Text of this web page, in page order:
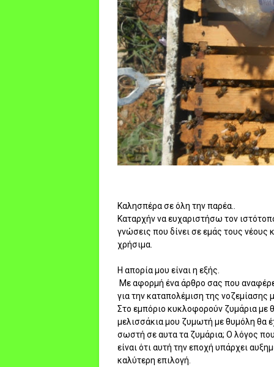
Καλησπέρα σε όλη την παρέα..
Καταρχήν να ευχαριστήσω τον
γνώσεις που δίνει σε εμάς τους νέους
χρήσιμα.
Η απορία μου είναι η εξής.
Με αφορμή ένα άρθρο σας που
για την καταπολέμιση της νοζεμίασης
Στο εμπόριο κυκλοφορούν ζυμάρια με
μελισσάκια μου ζυμωτή με θυμόλη θα
σωστή σε αυτα τα ζυμάρια; Ο λόγος
είναι ότι αυτή την εποχή υπάρχει
καλύτερη επιλογή.